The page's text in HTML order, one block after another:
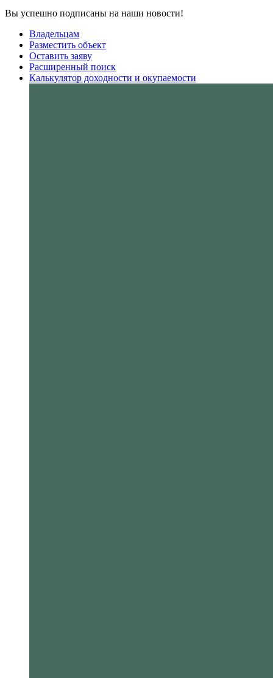
Вы успешно подписаны на наши новости!
Владельцам
Разместить объект
Оставить заяву
Расширенный поиск
Калькулятор доходности и окупаемости